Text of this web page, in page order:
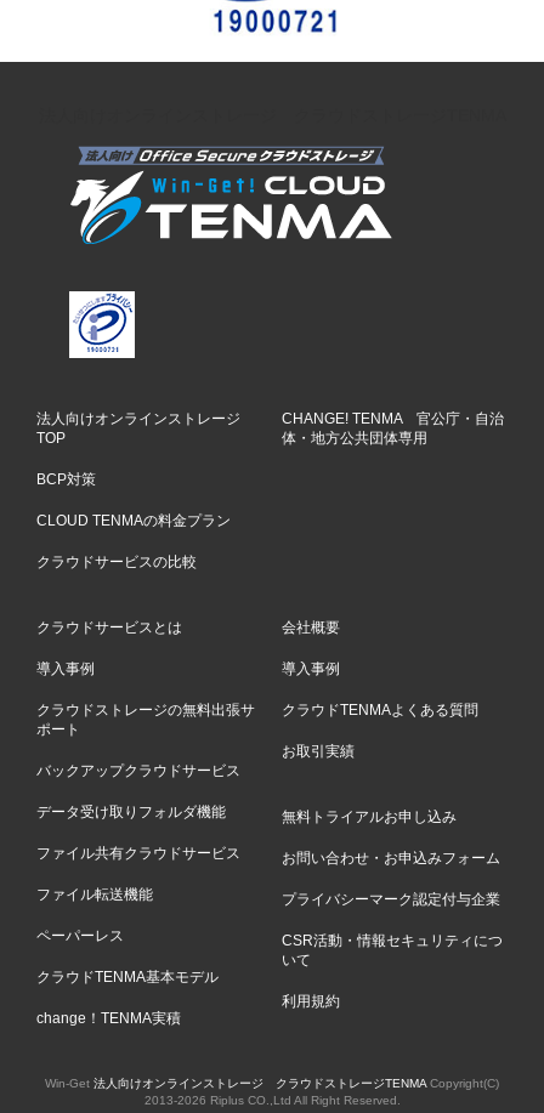
法人向けオンラインストレージ
TOP
BCP対策
CLOUD TENMAの料金プラン
クラウドサービスの比較
CHANGE! TENMA 官公庁・自治
体・地方公共団体専用
クラウドサービスとは
導入事例
クラウドストレージの無料出張サ
ポート
バックアップクラウドサービス
データ受け取りフォルダ機能
ファイル共有クラウドサービス
ファイル転送機能
ペーパーレス
クラウドTENMA基本モデル
change！TENMA実積
会社概要
導入事例
クラウドTENMAよくある質問
お取引実績
無料トライアルお申し込み
お問い合わせ・お申込みフォーム
プライバシーマーク認定付与企業
CSR活動・情報セキュリティにつ
いて
利用規約
Win-Get 法人向けオンラインストレージ クラウドストレージTENMA Copyright(C)
2013-2026 Riplus CO.,Ltd All Right Reserved.